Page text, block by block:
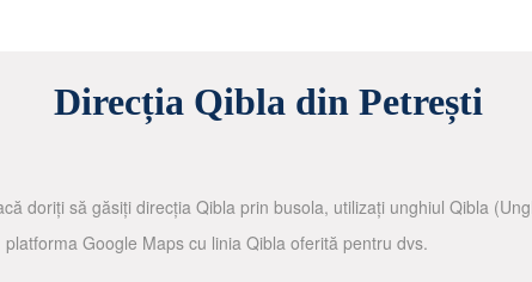
Direcția Qibla din Petrești
doriți să găsiți direcția Qibla prin busola, utilizați unghiul Qibla
Google Maps cu linia Qibla oferită pentru dvs.